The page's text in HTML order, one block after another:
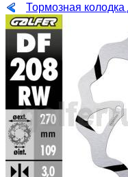
Тормозная